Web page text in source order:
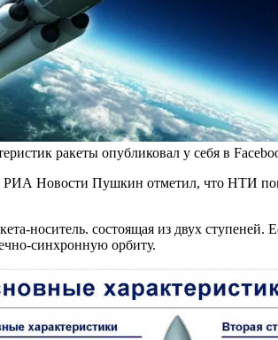
ракеты опубликовал у себя в
Новости Пушкин отметил, что НТИ
носитель. состоящая из двух
синхронную орбиту.